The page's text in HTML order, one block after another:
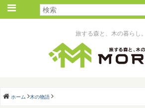
旅する森と、木の暮らし。
ホーム 木の物語